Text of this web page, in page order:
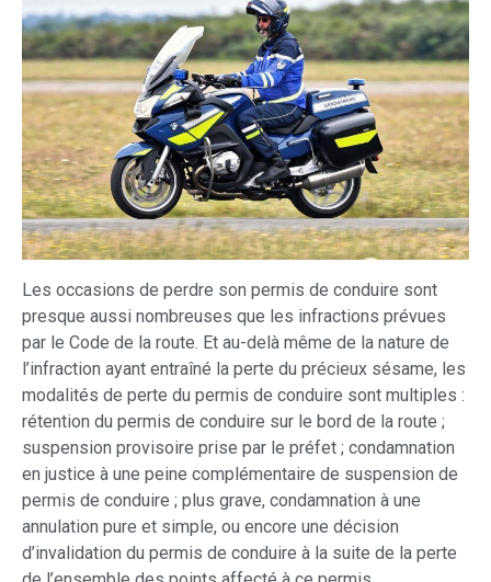
Les occasions de perdre son permis de conduire sont
presque aussi nombreuses que les infractions prévues
par le Code de la route. Et au-delà même de la nature de
l’infraction ayant entraîné la perte du précieux sésame, les
modalités de perte du permis de conduire sont multiples :
rétention du permis de conduire sur le bord de la route ;
suspension provisoire prise par le préfet ; condamnation
en justice à une peine complémentaire de suspension de
permis de conduire ; plus grave, condamnation à une
annulation pure et simple, ou encore une décision
d’invalidation du permis de conduire à la suite de la perte